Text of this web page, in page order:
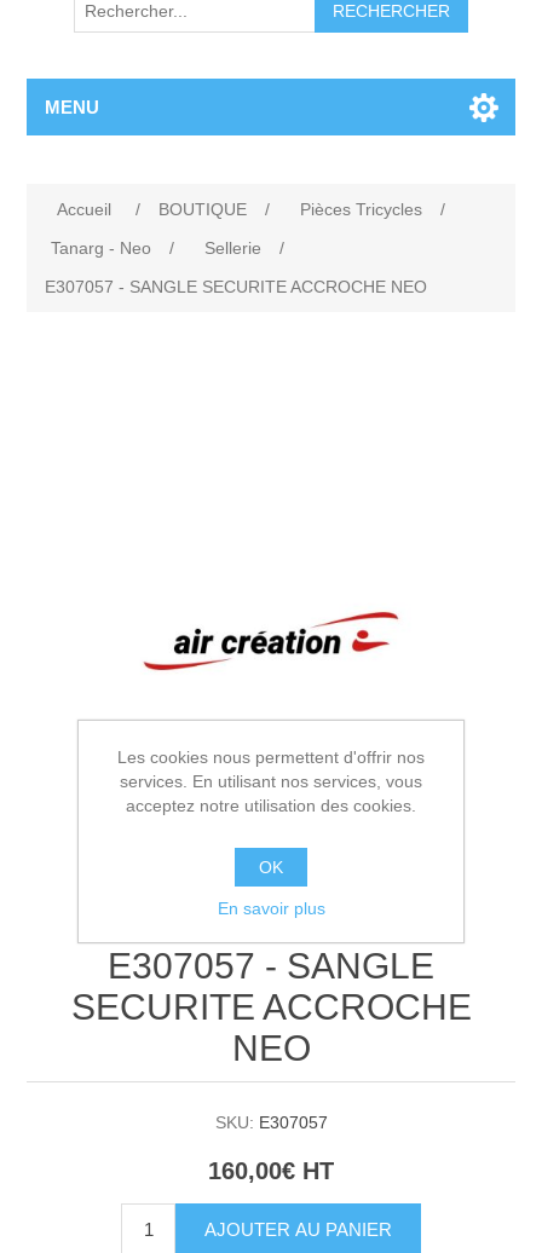
RECHERCHER
MENU
Accueil / BOUTIQUE / Pièces Tricycles
/
Tanarg - Neo
/ Sellerie
/
E307057 - SANGLE SECURITE ACCROCHE NEO
E307057 - SANGLE
SECURITE ACCROCHE
NEO
SKU: E307057
160,00€ HT
AJOUTER AU PANIER
Les cookies nous permettent d'offrir nos
services. En utilisant nos services, vous
acceptez notre utilisation des cookies.
OK
En savoir plus